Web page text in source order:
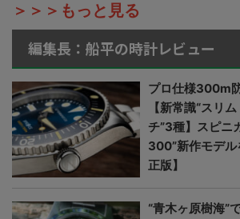
＞＞＞もっと見る
編集長：船平の時計レビュー
プロ仕様300m
【新常識“スリ
チ”3種】スピニ
300”新作モデ
正版】
“青木ヶ原樹海”